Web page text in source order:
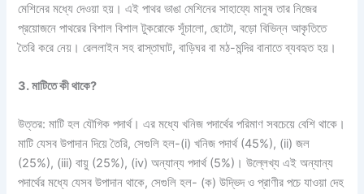
মেশিনের মধ্যে দেওয়া হয়। এই পাথর ভাঙা মেশিনের সাহায্যে মানুষ তার নিজের
প্রয়োজনে পাথরের বিশাল বিশাল টুকরোকে সূঁচালো, ছোটো, বড়ো বিভিন্ন আকৃতিতে
তৈরি করে নেয়। রেললাইন সহ রাস্তাঘাট, বাড়িঘর বা মঠ-মন্দির বানাতে ব্যবহৃত হয়।
3. মাটিতে কী থাকে?
উত্তর: মাটি হল যৌগিক পদার্থ। এর মধ্যে খনিজ পদার্থের পরিমাণ সবচেয়ে বেশি থাকে।
মাটি যেসব উপাদান দিয়ে তৈরি, সেগুলি হল-(i) খনিজ পদার্থ (45%), (ii) জল
(25%), (iii) বায়ু (25%), (iv) অন্যান্য পদার্থ (5%)। উল্লেখ্য এই অন্যান্য
পদার্থের মধ্যে যেসব উপাদান থাকে, সেগুলি হল- (ক) উদ্ভিদ ও প্রাণীর পচে যাওয়া দেহ